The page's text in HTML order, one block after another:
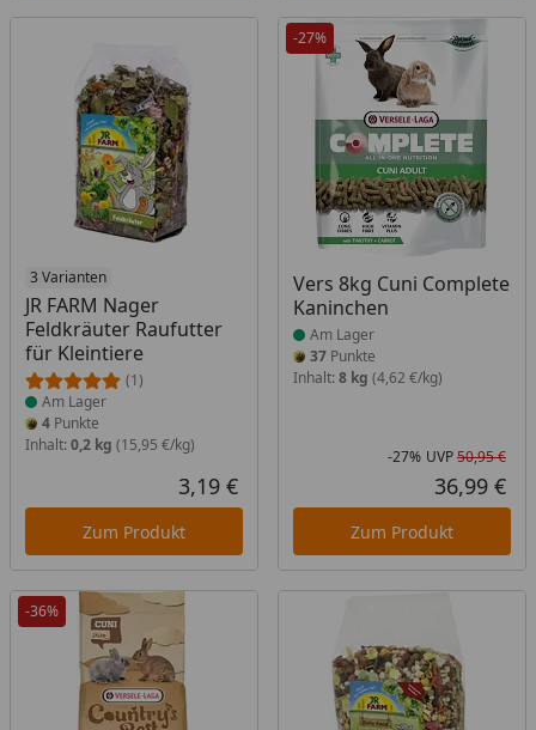
3 Varianten
JR FARM Nager
Feldkräuter Raufutter
für Kleintiere
(1)
Produkt am Lager
Am Lager
4 Punkte
Inhalt: 0,2 kg (15,95 €/kg)
Aktueller Preis
3,19 €
Zum Produkt
-27%
Vers 8kg Cuni Complete
Kaninchen
Produkt am Lager
Am Lager
37Punkte
Inhalt: 8 kg (4,62 €/kg)
-27% UVP50,95 €
36,99 €
Zum Produkt
-36%